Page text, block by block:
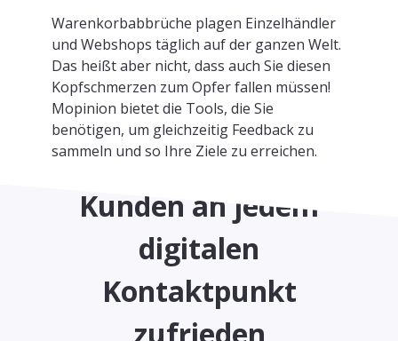
Warenkorbabbrüche plagen Einzelhändler
und Webshops täglich auf der ganzen Welt.
Das heißt aber nicht, dass auch Sie diesen
Kopfschmerzen zum Opfer fallen müssen!
Mopinion bietet die Tools, die Sie
benötigen, um gleichzeitig Feedback zu
sammeln und so Ihre Ziele zu erreichen.
Stellen Sie Ihre
Kunden an jedem
digitalen
Kontaktpunkt
zufrieden